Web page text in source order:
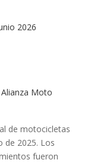
2026
Moto
de motocicletas
de 2025. Los
fueron